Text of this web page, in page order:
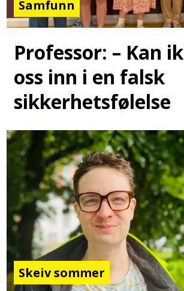
Samfunn
Professor: – Kan
oss inn i en falsk
sikkerhetsfølelse
Skeiv sommer